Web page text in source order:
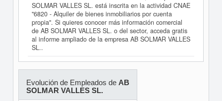
SOLMAR VALLES SL. está inscrita en la actividad CNAE
"6820 - Alquiler de bienes inmobiliarios por cuenta
propia". Si quieres conocer más información comercial
de AB SOLMAR VALLES SL. o del sector, acceda gratis
al informe ampliado de la empresa AB SOLMAR VALLES
SL..
Evolución de Empleados de AB
SOLMAR VALLES SL.